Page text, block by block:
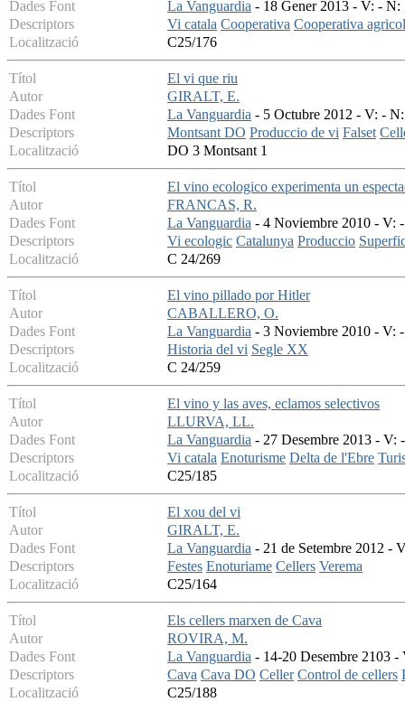
Dades Font La Vanguardia - 18 Gener 2013 - V: - N:
Descriptors
Vi catala Cooperativa Cooperativa
Localització
C25/176
Títol
El vi que riu
Autor
GIRALT, E.
Dades Font
La Vanguardia - 5 Octubre 2012 - V: -
Descriptors
Montsant DO Produccio de vi Falset
Localització
DO 3 Montsant 1
Títol
El vino ecologico experimenta un
Autor
FRANCAS, R.
Dades Font
La Vanguardia - 4 Noviembre 2010 - V:
Descriptors
Vi ecologic Catalunya Produccio
Localització
C 24/269
Títol
El vino pillado por Hitler
Autor
CABALLERO, O.
Dades Font
La Vanguardia - 3 Noviembre 2010 - V:
Descriptors
Historia del vi Segle XX
Localització
C 24/259
Títol
El vino y las aves, eclamos selectivos
Autor
LLURVA, LL.
Dades Font
La Vanguardia - 27 Desembre 2013 - V:
Descriptors
Vi catala Enoturisme Delta de l'Ebre
Localització
C25/185
Títol
El xou del vi
Autor
GIRALT, E.
Dades Font
La Vanguardia - 21 de Setembre 2012 -
Descriptors
Festes Enoturiame Cellers Verema
Localització
C25/164
Títol
Els cellers marxen de Cava
Autor
ROVIRA, M.
Dades Font
La Vanguardia - 14-20 Desembre 2103
Descriptors
Cava Cava DO Celler Control de cellers
Localització
C25/188